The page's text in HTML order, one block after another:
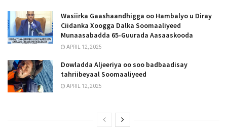
Wasiirka Gaashaandhigga oo Hambalyo u Diray
Ciidanka Xoogga Dalka Soomaaliyeed
Munaasabadda 65-Guurada Aasaaskooda
APRIL 12, 2025
Dowladda Aljeeriya oo soo badbaadisay
tahriibeyaal Soomaaliyeed
APRIL 12, 2025